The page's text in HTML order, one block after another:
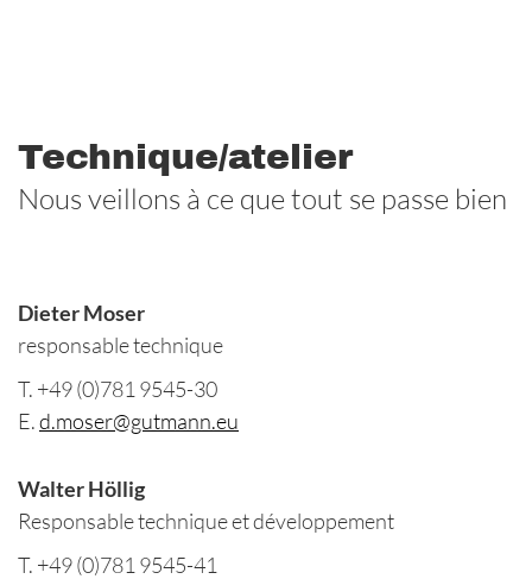
Technique/atelier
Nous veillons à ce que tout se passe bien
Dieter Moser
responsable technique
T. +49 (0)781 9545-30
E.d.moser@gutmann.eu
Walter Höllig
Responsable technique et développement
T. +49 (0)781 9545-41